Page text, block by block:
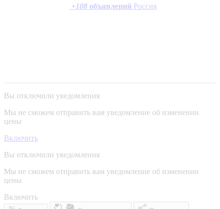
+108 объявлений Россия
Вы отключили уведомления
Мы не сможем отправить вам уведомление об изменении
цены
Включить
Вы отключили уведомления
Мы не сможем отправить вам уведомление об изменении
цены
Включить